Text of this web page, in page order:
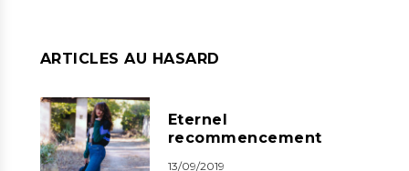
ARTICLES AU HASARD
Eternel
recommencement
13/09/2019